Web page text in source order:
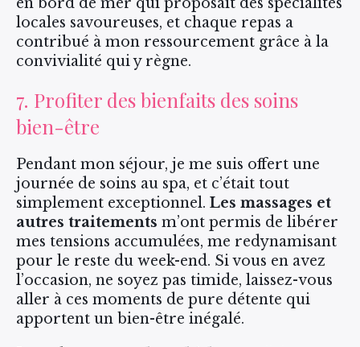
en bord de mer qui proposait des spécialités
locales savoureuses, et chaque repas a
contribué à mon ressourcement grâce à la
convivialité qui y règne.
7. Profiter des bienfaits des soins
bien-être
Pendant mon séjour, je me suis offert une
journée de soins au spa, et c’était tout
simplement exceptionnel. Les massages et
autres traitements m’ont permis de libérer
mes tensions accumulées, me redynamisant
pour le reste du week-end. Si vous en avez
l’occasion, ne soyez pas timide, laissez-vous
aller à ces moments de pure détente qui
apportent un bien-être inégalé.